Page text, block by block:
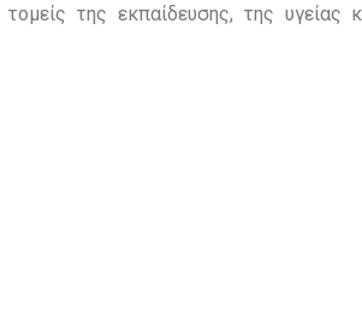
της εκπαίδευσης, της υγείας